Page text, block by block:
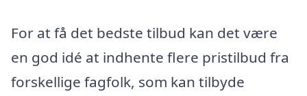
For at få det bedste tilbud kan det være
en god idé at indhente flere pristilbud fra
forskellige fagfolk, som kan tilbyde